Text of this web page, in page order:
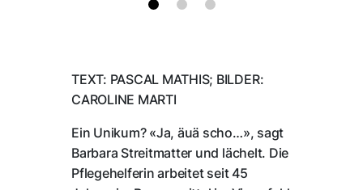
TEXT: PASCAL MATHIS; BILDER:
CAROLINE MARTI
Ein Unikum? «Ja, äuä scho…», sagt
Barbara Streitmatter und lächelt. Die
Pflegehelferin arbeitet seit 45